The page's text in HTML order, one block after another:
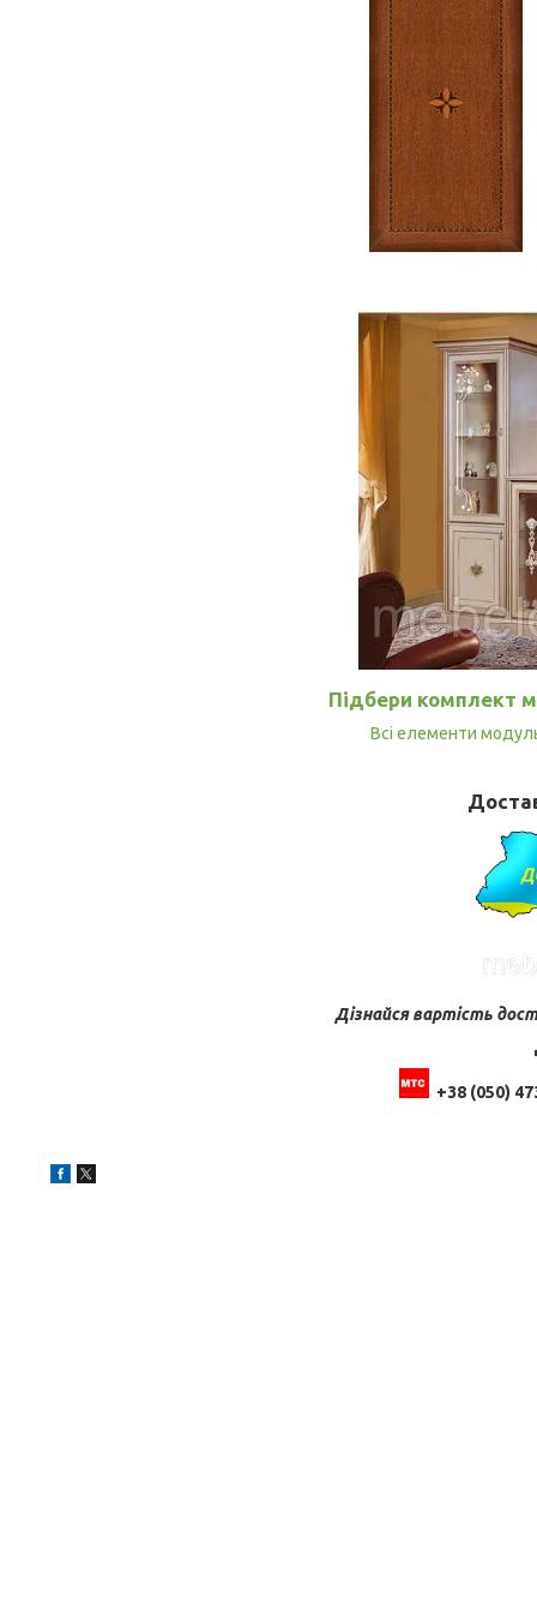
Підбери комплект
Всі елементи
Дізнайся вартість
+38 (050)